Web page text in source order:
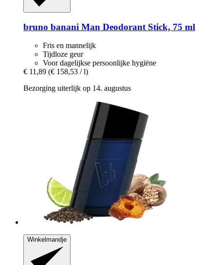
bruno banani Man Deodorant Stick, 75 ml
Fris en mannelijk
Tijdloze geur
Voor dagelijkse persoonlijke hygiëne
€ 11,89 (€ 158,53 / l)
Bezorging uiterlijk op 14. augustus
Winkelmandje